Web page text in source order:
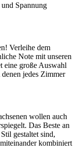
Spannung
Verleihe dem
Note mit unseren
eine große Auswahl
jedes Zimmer
wollen auch
Das Beste an
gestaltet sind,
kombiniert